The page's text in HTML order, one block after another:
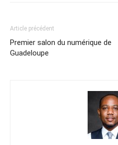
Article précédent
Premier salon du numérique de
Guadeloupe